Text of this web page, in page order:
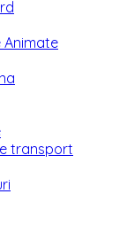
Animate
transport